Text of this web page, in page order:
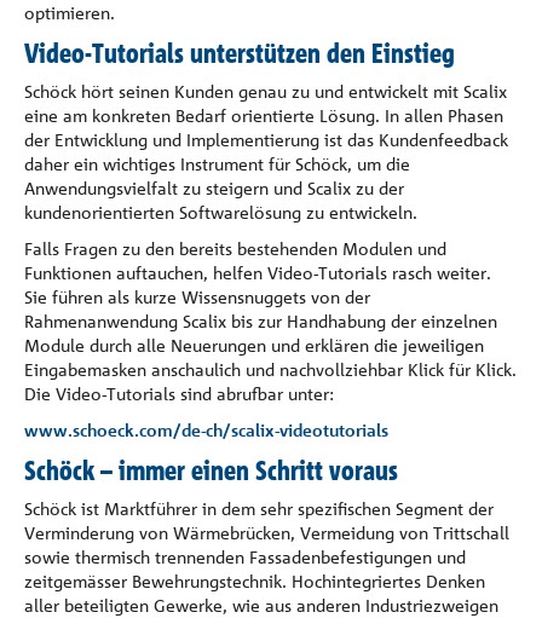
optimieren.
Video-Tutorials unterstützen den Einstieg
Schöck hört seinen Kunden genau zu und entwickelt mit Scalix
eine am konkreten Bedarf orientierte Lösung. In allen Phasen
der Entwicklung und Implementierung ist das Kundenfeedback
daher ein wichtiges Instrument für Schöck, um die
Anwendungsvielfalt zu steigern und Scalix zu der
kundenorientierten Softwarelösung zu entwickeln.
Falls Fragen zu den bereits bestehenden Modulen und
Funktionen auftauchen, helfen Video-Tutorials rasch weiter.
Sie führen als kurze Wissensnuggets von der
Rahmenanwendung Scalix bis zur Handhabung der einzelnen
Module durch alle Neuerungen und erklären die jeweiligen
Eingabemasken anschaulich und nachvollziehbar Klick für Klick.
Die Video-Tutorials sind abrufbar unter:
www.schoeck.com/de-ch/scalix-videotutorials
Schöck – immer einen Schritt voraus
Schöck ist Marktführer in dem sehr spezifischen Segment der
Verminderung von Wärmebrücken, Vermeidung von Trittschall
sowie thermisch trennenden Fassadenbefestigungen und
zeitgemässer Bewehrungstechnik. Hochintegriertes Denken
aller beteiligten Gewerke, wie aus anderen Industriezweigen